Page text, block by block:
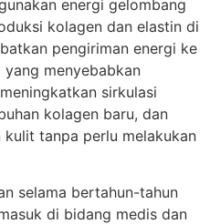
energi gelombang
kolagen dan elastin di
pengiriman energi ke
menyebabkan
sirkulasi
kolagen baru, dan
kulit tanpa perlu melakukan
selama bertahun-tahun
di bidang medis dan